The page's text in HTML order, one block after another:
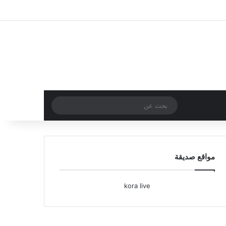
عن
مواقع صديقة
kora live